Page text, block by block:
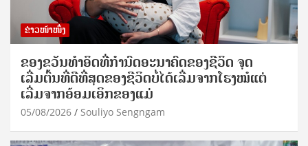
ຂ່າວໜ້າໜຶ່ງ
ຂອງຂວັນທໍາອິດທີ່ກໍານົດອະນາຄົດຂອງຊີວິດ ຈຸດ
ເລີ່ມຕົ້ນທີ່ດີທີ່ສຸດຂອງຊີວິດບໍ່ໄດ້ເລີ່ມຈາກໂຮງໝໍແຕ່
ເລີ່ມຈາກອ້ອມເອິກຂອງແມ່
05/08/2026 Souliyo Sengngam